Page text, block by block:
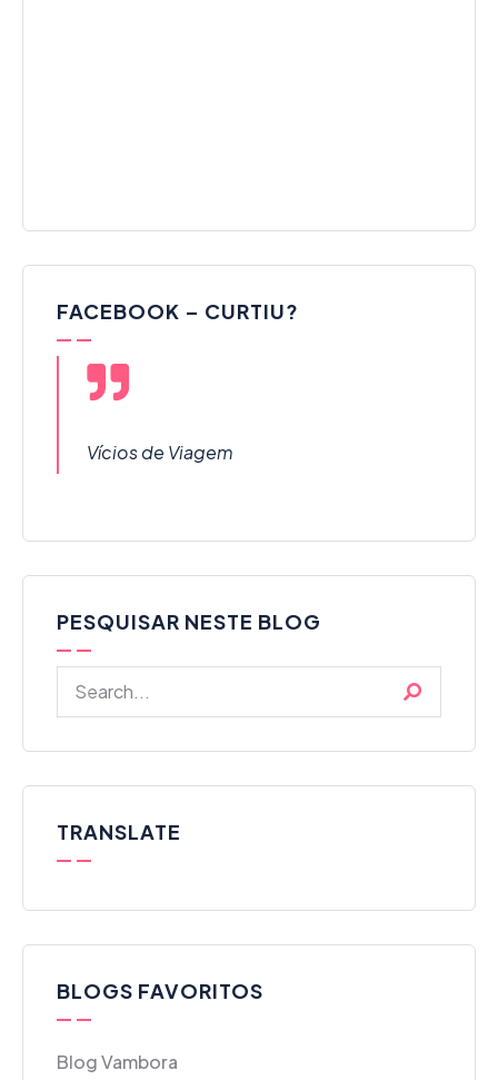
FACEBOOK – CURTIU?
Vícios de Viagem
PESQUISAR NESTE BLOG
TRANSLATE
BLOGS FAVORITOS
Blog Vambora